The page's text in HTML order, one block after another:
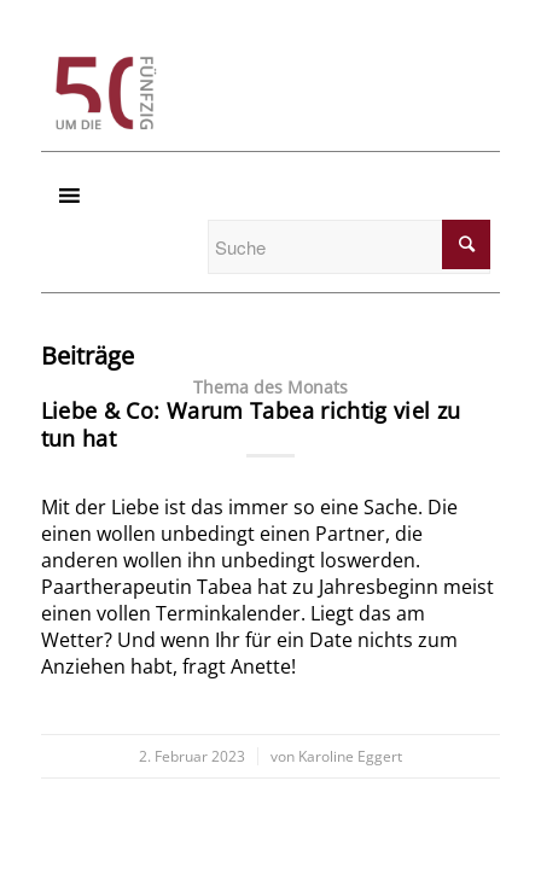
Beiträge
Thema des Monats
Liebe & Co: Warum Tabea richtig viel zu
tun hat
Mit der Liebe ist das immer so eine Sache. Die
einen wollen unbedingt einen Partner, die
anderen wollen ihn unbedingt loswerden.
Paartherapeutin Tabea hat zu Jahresbeginn meist
einen vollen Terminkalender. Liegt das am
Wetter? Und wenn Ihr für ein Date nichts zum
Anziehen habt, fragt Anette!
2. Februar 2023
/ von Karoline Eggert